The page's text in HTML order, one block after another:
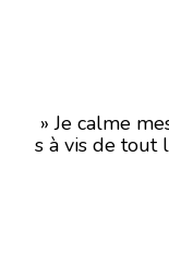
» Je calme
s à vis de tout